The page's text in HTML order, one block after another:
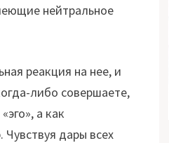
нейтральное
реакция на нее, и
либо совершаете,
а как
дары всех